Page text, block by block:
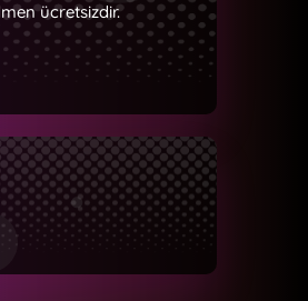
ücretsizdir.